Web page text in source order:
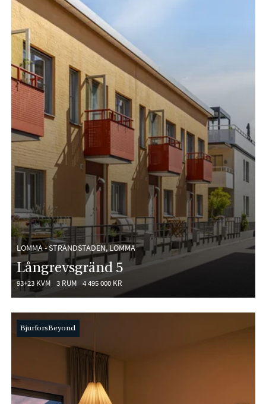
LOMMA - STRANDSTADEN, LOMMA
Långrevsgränd 5
93+23 KVM 3 RUM 4 495 000 KR
BjurforsBeyond